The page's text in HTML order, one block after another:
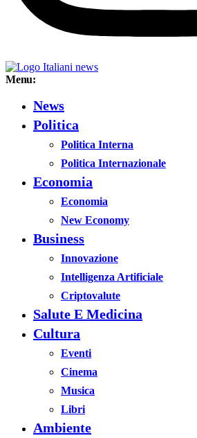
Menu:
News
Politica
Politica Interna
Politica Internazionale
Economia
Economia
New Economy
Business
Innovazione
Intelligenza Artificiale
Criptovalute
Salute E Medicina
Cultura
Eventi
Cinema
Musica
Libri
Ambiente